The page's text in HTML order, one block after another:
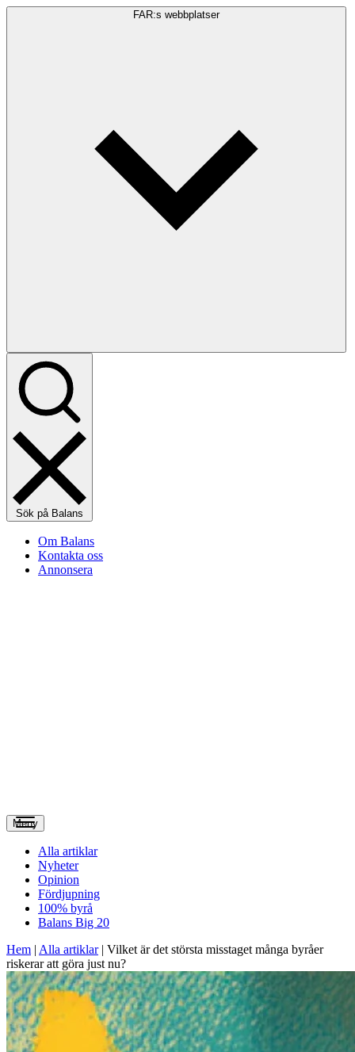
FAR:s webbplatser
Sök på Balans
Om Balans
Kontakta oss
Annonsera
Meny
Alla artiklar
Nyheter
Opinion
Fördjupning
100% byrå
Balans Big 20
Hem | Alla artiklar| Vilket är det största misstaget många byråer
riskerar att göra just nu?